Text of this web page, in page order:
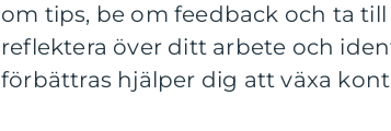
om tips, be om feedback och ta
reflektera över ditt arbete och
förbättras hjälper dig att växa